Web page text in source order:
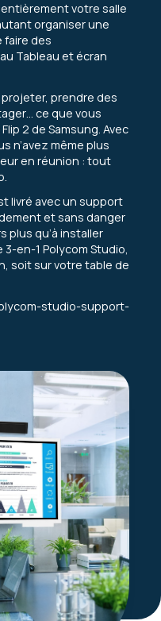
votre salle
organiser une
faire des
Tableau et écran
prendre des
ce que vous
2 de Samsung. Avec
n’avez même plus
en réunion : tout
livré avec un support
et sans danger
plus qu’à installer
en-1 Polycom Studio,
soit sur votre table de
studio-support-